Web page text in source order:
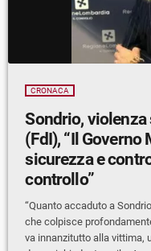
CRONACA
Sondrio,
(FdI), “Il
sicurezza e
controllo”
“Quanto accaduto a
che colpisce
va innanzitutto alla vittima,